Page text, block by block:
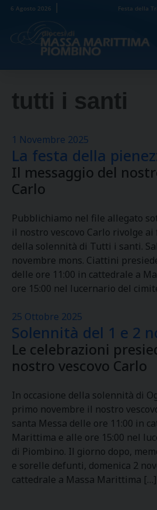
Skip
content
6 Agosto 2026 Festa della
tutti i santi
1 Novembre 2025
La festa della
Il messaggio del
Carlo
Pubblichiamo nel file allegato
il nostro vescovo Carlo rivolge
della solennità di Tutti i santi.
novembre mons. Ciattini
delle ore 11:00 in cattedrale a
ore 15:00 nel lucernario del
25 Ottobre 2025
Solennità del 1 e 2
Le celebrazioni
nostro vescovo Carlo
In occasione della solennità di
primo novembre il nostro
santa Messa delle ore 11:00 in
Marittima e alle ore 15:00 nel
di Piombino. Il giorno dopo,
e sorelle defunti, domenica 2
cattedrale a Massa Marittima […]